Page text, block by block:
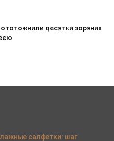
десятки зоряних
салфетки: шаг